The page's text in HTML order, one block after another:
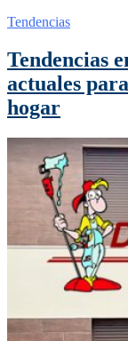
Tendencias
Tendencias
actuales
hogar